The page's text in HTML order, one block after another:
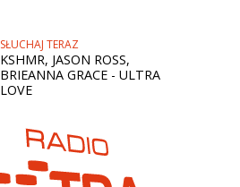
SŁUCHAJ TERAZ
KSHMR, JASON ROSS,
BRIEANNA GRACE - ULTRA
LOVE